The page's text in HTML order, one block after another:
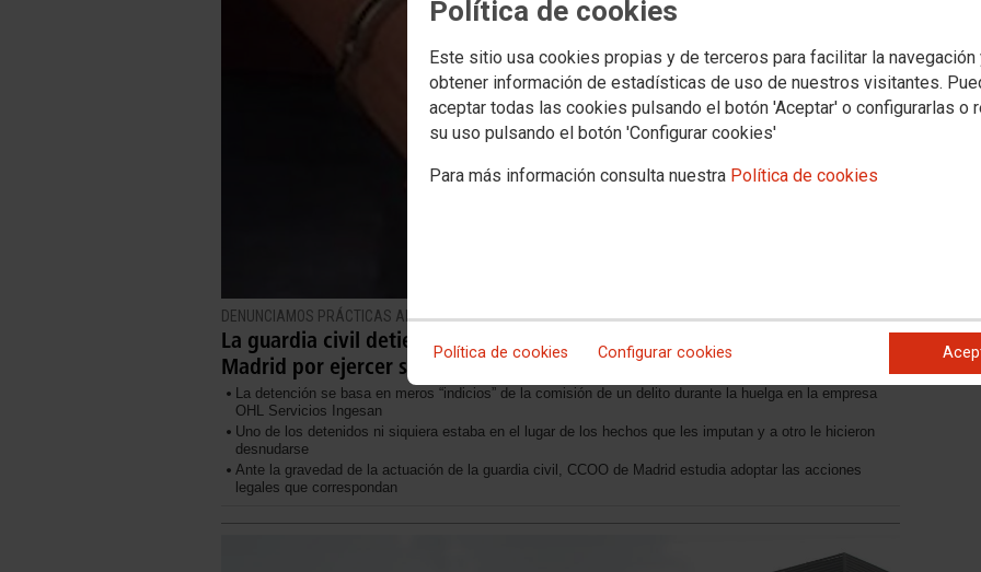
Política de cookies
Este sitio usa cookies propias y de terceros para facilitar la navegación
obtener información de estadísticas de uso de nuestros visitantes.
aceptar todas las cookies pulsando el botón 'Aceptar' o configurarlas o
su uso pulsando el botón 'Configurar cookies'
Para más información consulta nuestra Política de cookies
Política de cookies Configurar cookies
DENUNCIAMOS PRÁCTICAS ANTISINDICALES Y DETENCIÓN ARBITRARIA
La guardia civil detiene, esposa y ficha a tres representantes de CCOO de
Madrid por ejercer sus derechos fundamentales
La detención se basa en meros “indicios” de la comisión de un delito durante la huelga en la empresa
OHL Servicios Ingesan
Uno de los detenidos ni siquiera estaba en el lugar de los hechos que les imputan y a otro le hicieron
desnudarse
Ante la gravedad de la actuación de la guardia civil, CCOO de Madrid estudia adoptar las acciones
legales que correspondan